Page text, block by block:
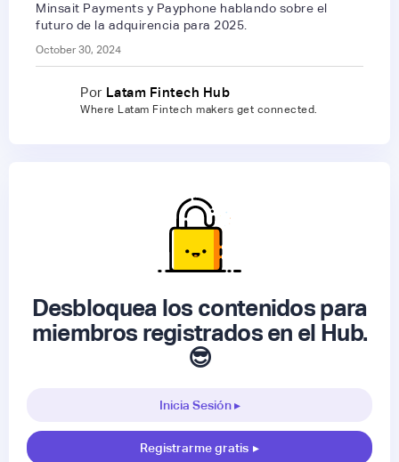
Minsait Payments y Payphone hablando sobre el
futuro de la adquirencia para 2025.
October 30, 2024
Por Latam Fintech Hub
Where Latam Fintech makers get connected.
Desbloquea los contenidos para
miembros registrados en el Hub.
😎
Inicia Sesión ▸
Registrarme gratis ▸